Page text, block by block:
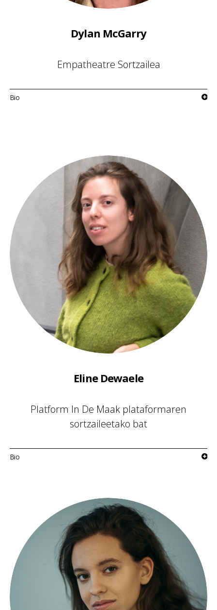
Dylan McGarry
Empatheatre Sortzailea
Bio
Eline Dewaele
Platform In De Maak plataformaren
sortzaileetako bat
Bio